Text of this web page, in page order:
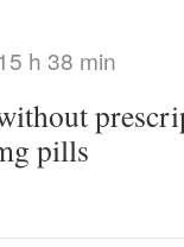
h 38 min
pills